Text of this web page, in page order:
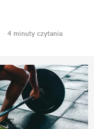
· 4 minuty czytania